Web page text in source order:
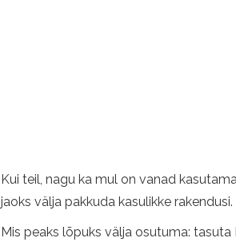
Kui teil, nagu ka mul on vanad
jaoks välja pakkuda kasulikke
Mis peaks lõpuks välja osutuma: